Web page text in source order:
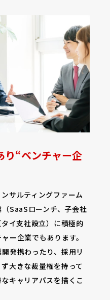
り“ベンチャー企
サルティングファーム
SaaSローンチ、子会社
イ支社設立）に積極的
ー企業でもあります。
発携わったり、採用リ
大きな裁量権を持って
キャリアパスを描くこ